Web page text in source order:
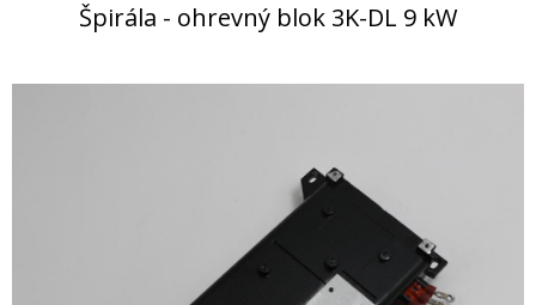
Špirála - ohrevný blok 3K-DL 9 kW